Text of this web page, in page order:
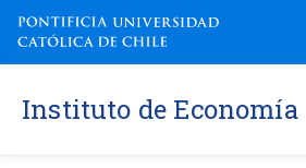
Instituto de Economía